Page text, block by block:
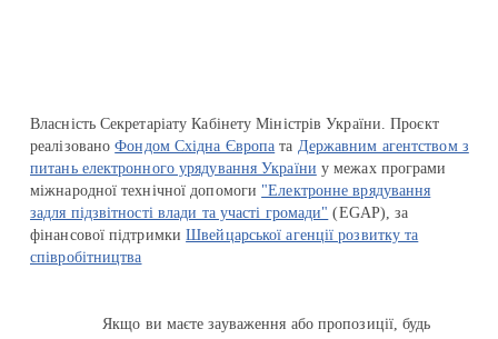
Власність Секретаріату Кабінету Міністрів України. Проєкт
реалізованоФондом Східна Європа та Державним агентством з
питань електронного урядування України у межах програми
міжнародної технічної допомоги "Електронне врядування
задля підзвітності влади та участі громади" (EGAP), за
фінансової підтримкиШвейцарської агенції розвитку та
співробітництва
Якщо ви маєте зауваження або пропозиції, будь